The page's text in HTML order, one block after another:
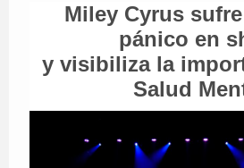
Miley Cyrus
pánico en
y visibiliza la
Salud